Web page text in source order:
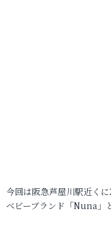
今回は阪急芦屋川駅近く
ベビーブランド「Nuna」